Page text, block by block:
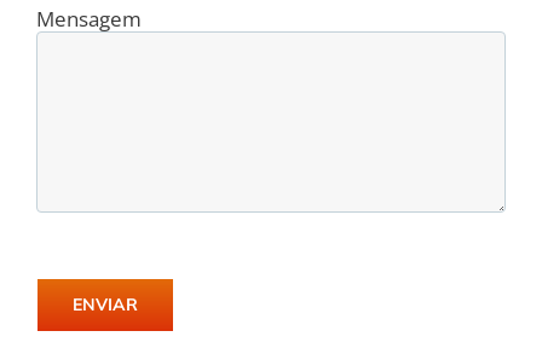
Mensagem